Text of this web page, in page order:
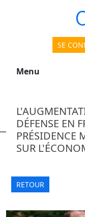
SE
Menu
DÉFENSE EN
PRÉSIDENCE
SUR
RETOUR